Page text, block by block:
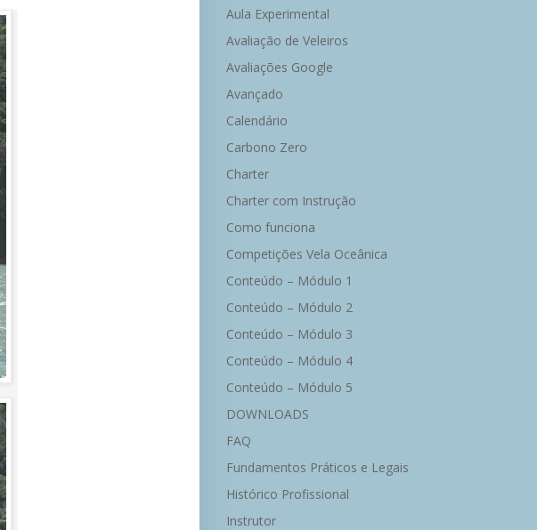
Aula Experimental
Avaliação de Veleiros
Avaliações Google
Avançado
Calendário
Carbono Zero
Charter
Charter com Instrução
Como funciona
Competições Vela Oceânica
Conteúdo – Módulo 1
Conteúdo – Módulo 2
Conteúdo – Módulo 3
Conteúdo – Módulo 4
Conteúdo – Módulo 5
DOWNLOADS
FAQ
Fundamentos Práticos e Legais
Histórico Profissional
Instrutor